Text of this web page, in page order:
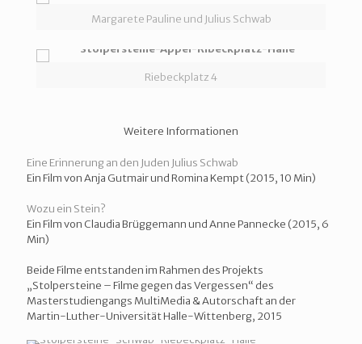
Margarete Pauline und Julius Schwab
Riebeckplatz 4
Weitere Informationen
Eine Erinnerung an den Juden Julius Schwab
Ein Film von Anja Gutmair und Romina Kempt (2015, 10 Min)
Wozu ein Stein?
Ein Film von Claudia Brüggemann und Anne Pannecke (2015, 6
Min)
Beide Filme entstanden im Rahmen des Projekts
„Stolpersteine – Filme gegen das Vergessen“ des
Masterstudiengangs MultiMedia & Autorschaft an der
Martin-Luther-Universität Halle-Wittenberg, 2015